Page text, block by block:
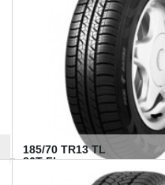
185/70 TR13 TL
86T FI...